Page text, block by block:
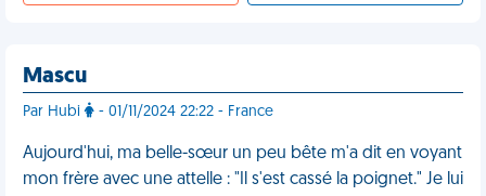
Mascu
Par Hubi - 01/11/2024 22:22 - France
Aujourd'hui, ma belle-sœur un peu bête m'a dit en voyant
mon frère avec une attelle : "Il s'est cassé la poignet." Je lui